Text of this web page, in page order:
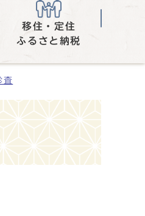
移住・定住
ふるさと納税
査